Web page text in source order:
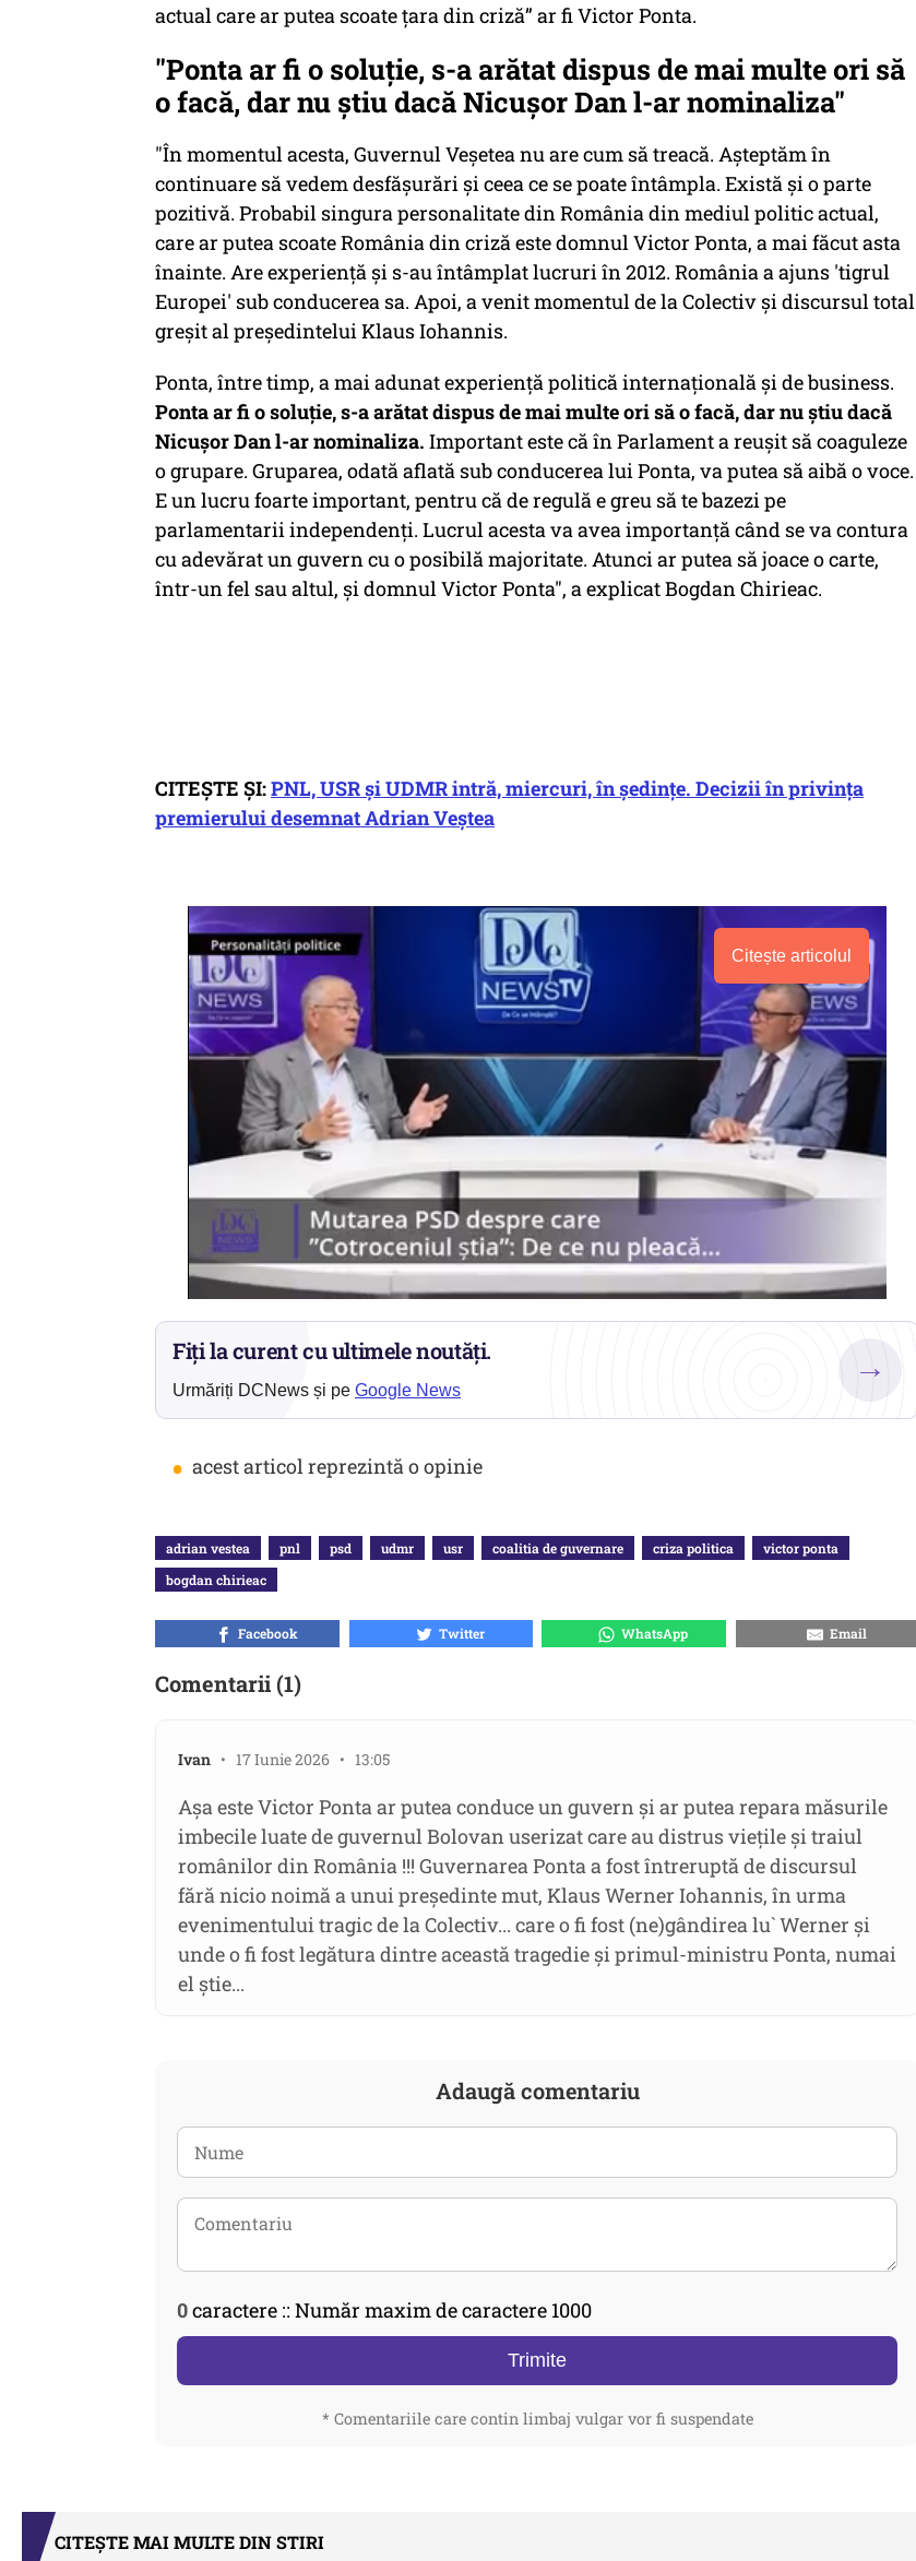
actual care ar putea scoate țara din criză” ar fi Victor Ponta.
"Ponta ar fi o soluție, s-a arătat dispus de mai multe ori să
o facă, dar nu știu dacă Nicușor Dan l-ar nominaliza"
"În momentul acesta, Guvernul Veșetea nu are cum să treacă. Așteptăm în
continuare să vedem desfășurări și ceea ce se poate întâmpla. Există și o parte
pozitivă. Probabil singura personalitate din România din mediul politic actual,
care ar putea scoate România din criză este domnul Victor Ponta, a mai făcut asta
înainte. Are experiență și s-au întâmplat lucruri în 2012. România a ajuns 'tigrul
Europei' sub conducerea sa. Apoi, a venit momentul de la Colectiv și discursul total
greșit al președintelui Klaus Iohannis.
Ponta, între timp, a mai adunat experiență politică internațională și de business.
Ponta ar fi o soluție, s-a arătat dispus de mai multe ori să o facă, dar nu știu dacă
Nicușor Dan l-ar nominaliza. Important este că în Parlament a reușit să coaguleze
o grupare. Gruparea, odată aflată sub conducerea lui Ponta, va putea să aibă o voce.
E un lucru foarte important, pentru că de regulă e greu să te bazezi pe
parlamentarii independenți. Lucrul acesta va avea importanță când se va contura
cu adevărat un guvern cu o posibilă majoritate. Atunci ar putea să joace o carte,
într-un fel sau altul, și domnul Victor Ponta", a explicat Bogdan Chirieac.
CITEȘTE ȘI:PNL, USR și UDMR intră, miercuri, în ședințe. Decizii în privința
premierului desemnat Adrian Veștea
Citește articolul
Fiți la curent cu ultimele noutăți.
Urmăriți DCNews și pe Google News
→
• acest articol reprezintă o opinie
adrian vestea pnl psd udmr usr coalitia de guvernare criza politica
victor ponta
bogdan chirieac
Facebook Twitter WhatsApp Email
Comentarii (1)
Ivan • 17 Iunie 2026 • 13:05
Așa este Victor Ponta ar putea conduce un guvern și ar putea repara măsurile
imbecile luate de guvernul Bolovan userizat care au distrus viețile și traiul
românilor din România !!! Guvernarea Ponta a fost întreruptă de discursul
fără nicio noimă a unui președinte mut, Klaus Werner Iohannis, în urma
evenimentului tragic de la Colectiv... care o fi fost (ne)gândirea lu` Werner și
unde o fi fost legătura dintre această tragedie și primul-ministru Ponta, numai
el știe...
Adaugă comentariu
0caractere :: Număr maxim de caractere 1000
Trimite
* Comentariile care contin limbaj vulgar vor fi suspendate
CITEȘTE MAI MULTE DIN STIRI